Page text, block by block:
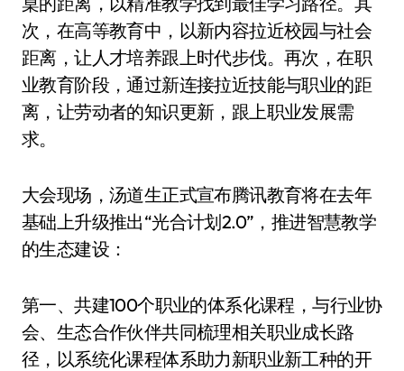
次，在高等教育中，以新内容拉近校园与社会
距离，让人才培养跟上时代步伐。再次，在职
业教育阶段，通过新连接拉近技能与职业的距
离，让劳动者的知识更新，跟上职业发展需
求。
大会现场，汤道生正式宣布腾讯教育将在去年
基础上升级推出“光合计划2.0”，推进智慧教学
的生态建设：
第一、共建100个职业的体系化课程，与行业协
会、生态合作伙伴共同梳理相关职业成长路
径，以系统化课程体系助力新职业新工种的开